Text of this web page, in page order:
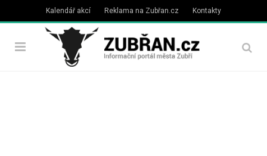
Kalendář akcí Reklama na Zubřan.cz Kontakty